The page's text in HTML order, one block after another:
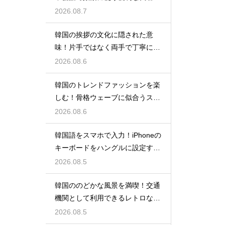
の一覧
2026.08.7
韓国の挨拶の文化に隠された意
味！片手ではなく両手で丁寧に握
手する理由
2026.08.6
韓国のトレンドファッションを楽
しむ！骨格ウェーブに似合うスタ
イルの特徴
2026.08.6
韓国語をスマホで入力！iPhoneの
キーボードをハングルに設定する
手順
2026.08.5
韓国ののどかな風景を満喫！交通
機関として利用できるレトロな観
光の馬車
2026.08.5